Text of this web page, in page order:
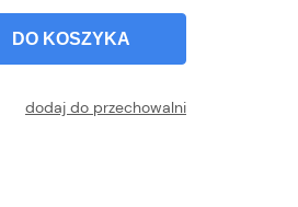
DO KOSZYKA
dodaj do przechowalni